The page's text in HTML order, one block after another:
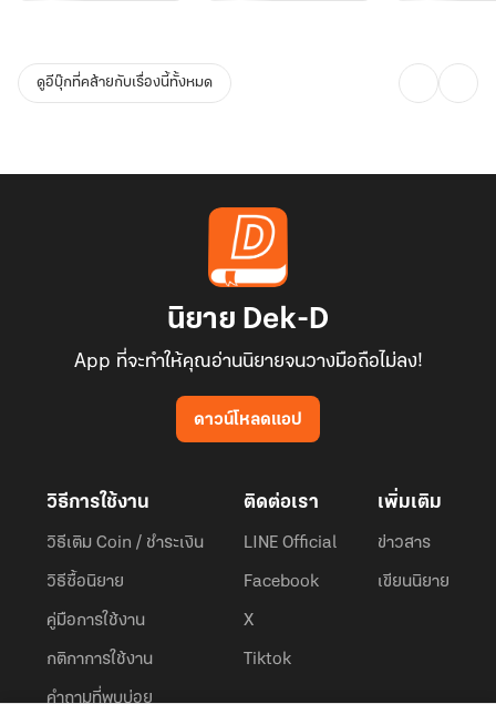
ดูอีบุ๊กที่คล้ายกับเรื่องนี้ทั้งหมด
นิยาย Dek-D
App ที่จะทำให้คุณอ่านนิยายจนวางมือถือไม่ลง!
ดาวน์โหลดแอป
วิธีการใช้งาน
วิธีเติม Coin / ชำระเงิน
วิธีซื้อนิยาย
คู่มือการใช้งาน
กติกาการใช้งาน
คำถามที่พบบ่อย
ติดต่อเรา
LINE Official
Facebook
X
Tiktok
เพิ่มเติม
ข่าวสาร
เขียนนิยาย